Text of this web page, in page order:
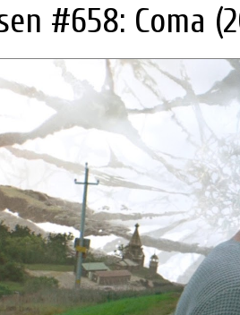
#658: Coma